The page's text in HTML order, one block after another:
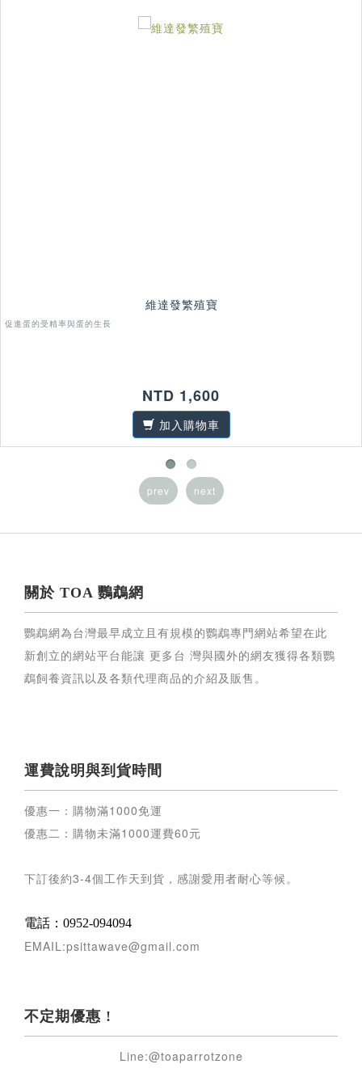
維達發繁殖寶
促進蛋的受精率與蛋的生長
NTD 1,600
加入購物車
prev next
關於 TOA 鸚鵡網
鸚鵡網為台灣最早成立且有規模的鸚鵡專門網站希望在此
新創立的網站平台能讓 更多台 灣與國外的網友獲得各類鸚
鵡飼養資訊以及各類代理商品的介紹及販售。
運費說明與到貨時間
優惠一：購物滿1000免運
優惠二：購物未滿1000運費60元
下訂後約3-4個工作天到貨，感謝愛用者耐心等候。
電話：0952-094094
EMAIL:psittawave@gmail.com
不定期優惠 !
Line:@toaparrotzone